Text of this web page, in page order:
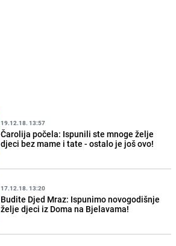
19.12.18. 13:57
Čarolija počela: Ispunili ste mnoge želje
djeci bez mame i tate - ostalo je još ovo!
17.12.18. 13:20
Budite Djed Mraz: Ispunimo novogodišnje
želje djeci iz Doma na Bjelavama!